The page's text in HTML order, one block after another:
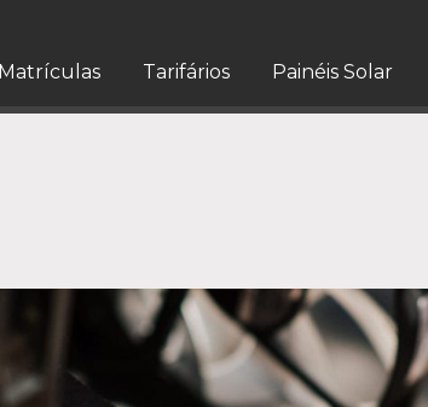
Matrículas Tarifários Painéis Solar